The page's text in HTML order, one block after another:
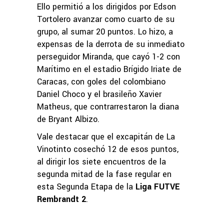
Ello permitió a los dirigidos por Edson
Tortolero avanzar como cuarto de su
grupo, al sumar 20 puntos. Lo hizo, a
expensas de la derrota de su inmediato
perseguidor Miranda, que cayó 1-2 con
Marítimo en el estadio Brígido Iriate de
Caracas, con goles del colombiano
Daniel Choco y el brasileño Xavier
Matheus, que contrarrestaron la diana
de Bryant Albizo.
Vale destacar que el excapitán de La
Vinotinto cosechó 12 de esos puntos,
al dirigir los siete encuentros de la
segunda mitad de la fase regular en
esta Segunda Etapa de la Liga FUTVE
Rembrandt 2.